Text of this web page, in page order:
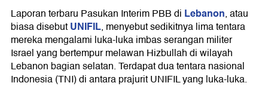
Laporan terbaru Pasukan Interim PBB di Lebanon, atau
biasa disebutUNIFIL, menyebut sedikitnya lima tentara
mereka mengalami luka-luka imbas serangan militer
Israel yang bertempur melawan Hizbullah di wilayah
Lebanon bagian selatan. Terdapat dua tentara nasional
Indonesia (TNI) di antara prajurit UNIFIL yang luka-luka.